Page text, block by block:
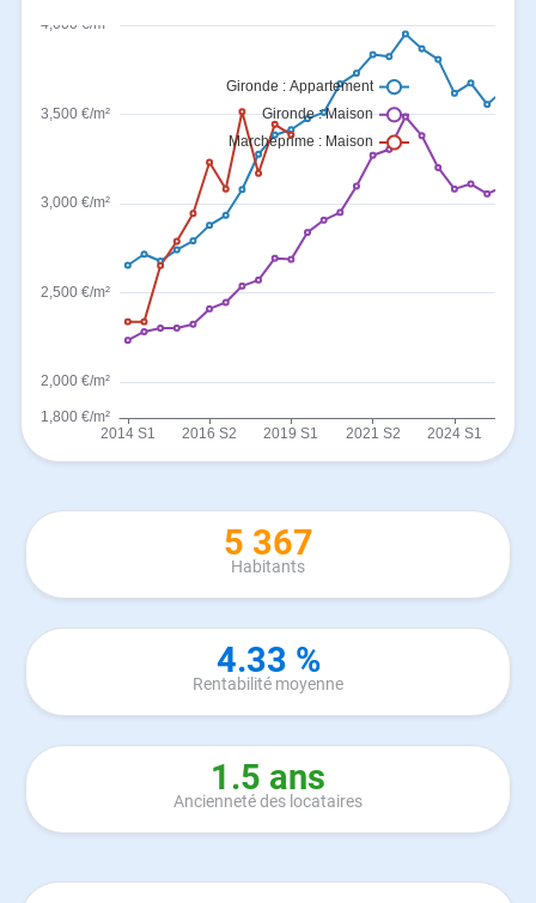
5 367
Habitants
4.33 %
Rentabilité moyenne
1.5 ans
Ancienneté des locataires